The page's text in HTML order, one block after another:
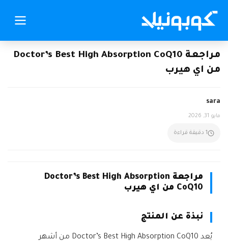
مراجعة Doctor’s Best High Absorption CoQ10
من اي هيرب
sara
مايو 31, 2026
1 دقيقة قراءة
مراجعة Doctor’s Best High Absorption
CoQ10 من اي هيرب
نبذة عن المنتج
يُعد Doctor’s Best High Absorption CoQ10 من أشهر